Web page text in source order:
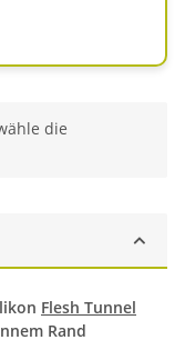
die
Flesh Tunnel
Rand